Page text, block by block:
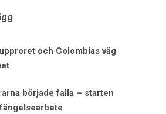
och Colombias väg
började falla – starten